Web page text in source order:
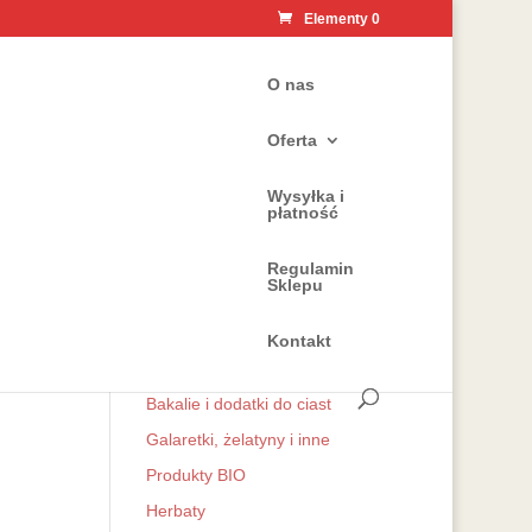
Elementy 0
O nas
Oferta
Wysyłka i
płatność
Regulamin
Sklepu
Kontakt
Mieszanki przyprawowe do
Bakalie i dodatki do ciast
Galaretki, żelatyny i inne
Produkty BIO
Herbaty